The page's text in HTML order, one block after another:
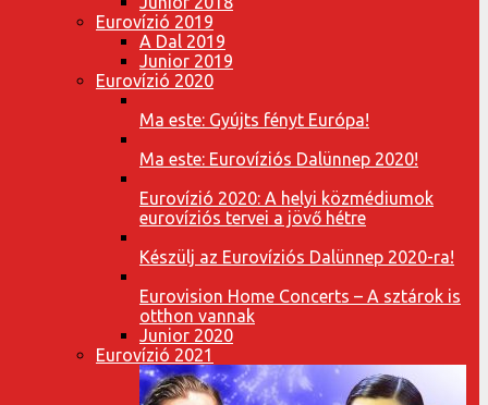
Eurovízió 2019
A Dal 2019
Junior 2019
Eurovízió 2020
Ma este: Gyújts fényt Európa!
Ma este: Eurovíziós Dalünnep 2020!
Eurovízió 2020: A helyi közmédiumok
eurovíziós tervei a jövő hétre
Készülj az Eurovíziós Dalünnep 2020-ra!
Eurovision Home Concerts – A sztárok is
otthon vannak
Junior 2020
Eurovízió 2021